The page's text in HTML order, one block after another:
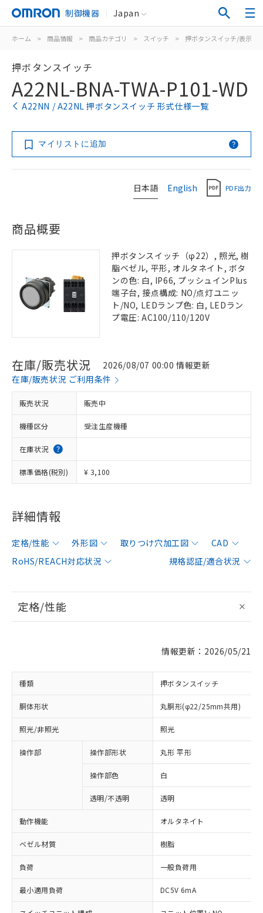
制御機器 Japan
ホーム > 商品情報 > 商品カテゴリ > スイッチ > 押ボタンスイッチ/表示灯
押ボタンスイッチ
A22NL-BNA-TWA-P101-WD
A22NN / A22NL 押ボタンスイッチ 形式仕様一覧
マイリストに追加
日本語 English PDF出力
商品概要
押ボタンスイッチ（φ22）, 照光, 樹
脂ベゼル, 平形, オルタネイト, ボタ
ンの色: 白, IP66, プッシュインPlus
端子台, 接点構成: NO/点灯ユニッ
ト/NO, LEDランプ色: 白, LEDラン
プ電圧: AC100/110/120V
在庫/販売状況
2026/08/07 00:00 情報更新
在庫/販売状況 ご利用条件
販売状況 販売中
機種区分 受注生産機種
在庫状況
標準価格(税別) ¥ 3,100
詳細情報
定格/性能 外形図 取りつけ穴加工図
CAD
RoHS/REACH対応状況
規格認証/適合状況
定格/性能
情報更新：2026/05/21
種類 押ボタンスイッチ
胴体形状 丸胴形(φ22/25mm共用)
照光/非照光 照光
操作部 操作部形状 丸形 平形
操作部色 白
透明/不透明 透明
動作機能 オルタネイト
ベゼル材質 樹脂
負荷 一般負荷用
最小適用負荷 DC5V 6mA